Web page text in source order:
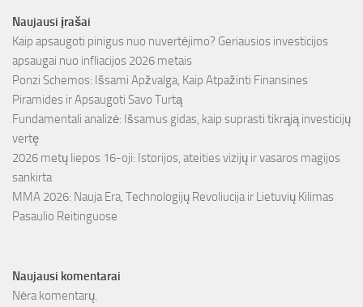
Naujausi įrašai
Kaip apsaugoti pinigus nuo nuvertėjimo? Geriausios investicijos
apsaugai nuo infliacijos 2026 metais
Ponzi Schemos: Išsami Apžvalga, Kaip Atpažinti Finansines
Piramides ir Apsaugoti Savo Turtą
Fundamentali analizė: Išsamus gidas, kaip suprasti tikrąją investicijų
vertę
2026 metų liepos 16-oji: Istorijos, ateities vizijų ir vasaros magijos
sankirta
MMA 2026: Nauja Era, Technologijų Revoliucija ir Lietuvių Kilimas
Pasaulio Reitinguose
Naujausi komentarai
Nėra komentarų.